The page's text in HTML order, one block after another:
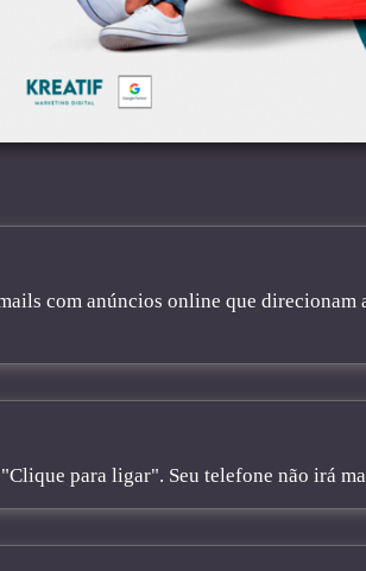
com anúncios online que direcionam
para ligar". Seu telefone não irá